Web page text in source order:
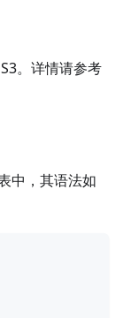
。详情请参考
中，其语法如